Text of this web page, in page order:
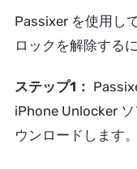
Passixer を使用し
ロックを解除する
ステップ1：
iPhone Unlocker
ウンロードします。